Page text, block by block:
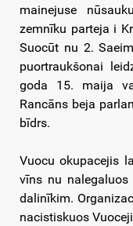
mainejuse
zemnīku parteja i
Suocūt nu 2.
puortraukšonai
goda 15. maija
Rancāns beja
bīdrs.
Vuocu okupacejis
vīns nu nalegaluos
dalinīkim.
nacistiskuos